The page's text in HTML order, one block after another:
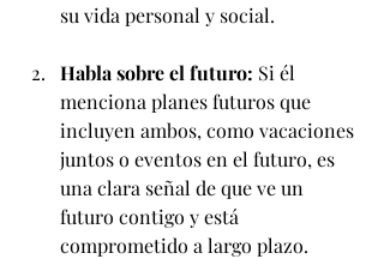
su vida personal y social.
Habla sobre el futuro: Si él
menciona planes futuros que
incluyen ambos, como vacaciones
juntos o eventos en el futuro, es
una clara señal de que ve un
futuro contigo y está
comprometido a largo plazo.